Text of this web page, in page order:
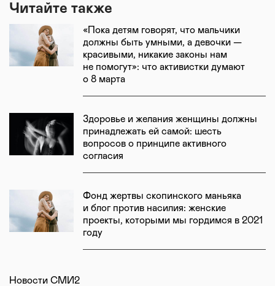
Читайте также
«Пока детям говорят, что мальчики
должны быть умными, а девочки —
красивыми, никакие законы нам
не помогут»: что активистки думают
о 8 марта
Здоровье и желания женщины должны
принадлежать ей самой: шесть
вопросов о принципе активного
согласия
Фонд жертвы скопинского маньяка
и блог против насилия: женские
проекты, которыми мы гордимся в 2021
году
Новости СМИ2